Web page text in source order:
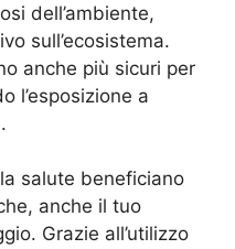
dell’ambiente,
sull’ecosistema.
anche più sicuri per
l’esposizione a
salute beneficiano
anche il tuo
Grazie all’utilizzo